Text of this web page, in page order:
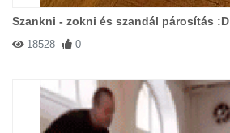
Szankni - zokni és szandál párosítás :D
18528 0